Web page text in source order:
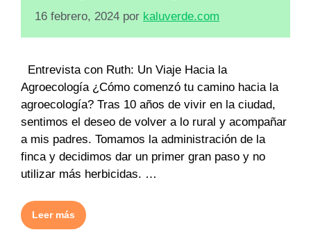
16 febrero, 2024 por kaluverde.com
Entrevista con Ruth: Un Viaje Hacia la
Agroecología ¿Cómo comenzó tu camino hacia la
agroecología? Tras 10 años de vivir en la ciudad,
sentimos el deseo de volver a lo rural y acompañar
a mis padres. Tomamos la administración de la
finca y decidimos dar un primer gran paso y no
utilizar más herbicidas. …
Leer más